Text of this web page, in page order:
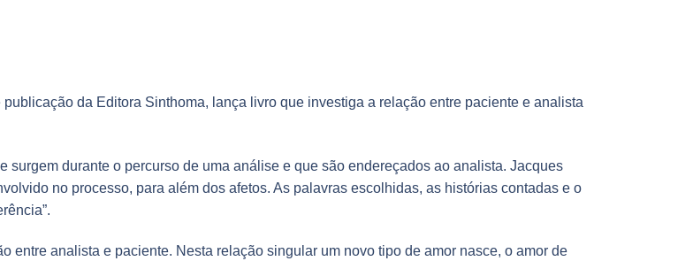
da Editora Sinthoma, lança livro que investiga a relação entre paciente e analista
surgem durante o percurso de uma análise e que são endereçados ao analista. Jacques
no processo, para além dos afetos. As palavras escolhidas, as histórias contadas e o
entre analista e paciente. Nesta relação singular um novo tipo de amor nasce, o amor de